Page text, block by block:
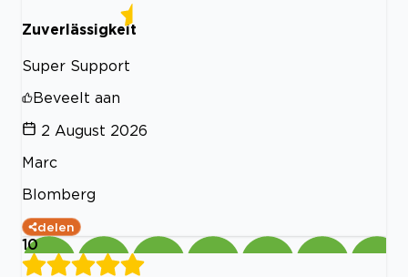
Zuverlässigkeit
Super Support
Beveelt aan
2 August 2026
Marc
Blomberg
delen
10